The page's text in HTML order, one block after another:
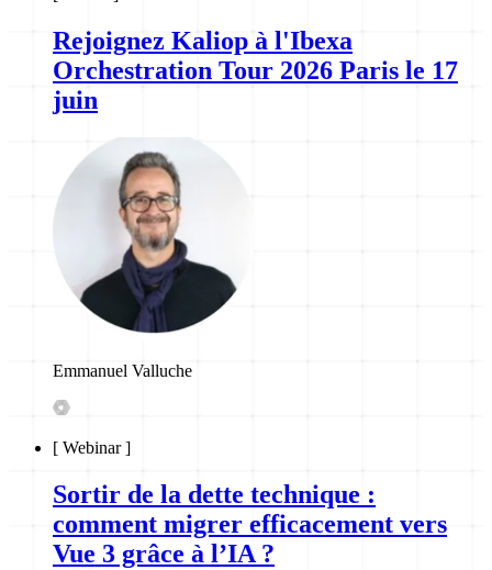
Rejoignez Kaliop à l'Ibexa
Orchestration Tour 2026 Paris le 17
juin
Emmanuel Valluche
[ Webinar]
Sortir de la dette technique :
comment migrer efficacement vers
Vue 3 grâce à l’IA ?